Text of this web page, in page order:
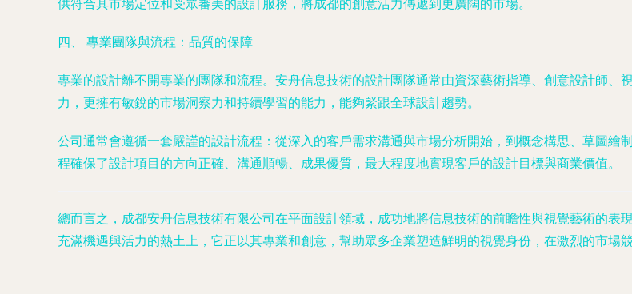
供符合其市場定位和受眾審美的設計服務，將成都的創意活力傳遞到更廣闊的市場。
四、 專業團隊與流程：品質的保障
專業的設計離不開專業的團隊和流程。安舟信息技術的設計團隊通常由資深藝術指導、創意設計師
力，更擁有敏銳的市場洞察力和持續學習的能力，能夠緊跟全球設計趨勢。
公司通常會遵循一套嚴謹的設計流程：從深入的客戶需求溝通與市場分析開始，到概念構思、草圖
程確保了設計項目的方向正確、溝通順暢、成果優質，最大程度地實現客戶的設計目標與商業價值。
總而言之，成都安舟信息技術有限公司在平面設計領域，成功地將信息技術的前瞻性與視覺藝術的
充滿機遇與活力的熱土上，它正以其專業和創意，幫助眾多企業塑造鮮明的視覺身份，在激烈的市場